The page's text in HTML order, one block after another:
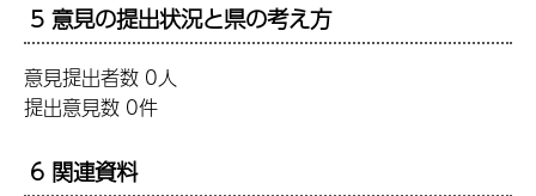
5 意見の提出状況と県の考え方
意見提出者数 0人
提出意見数 0件
6 関連資料